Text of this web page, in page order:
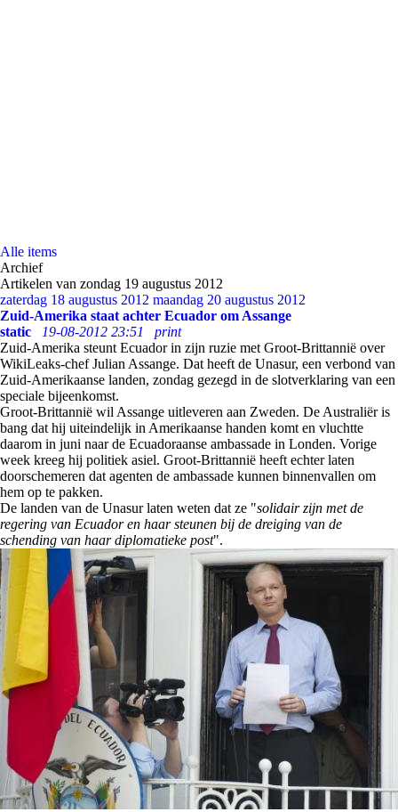
Alle items
Archief
Artikelen van zondag 19 augustus 2012
zaterdag 18 augustus 2012 maandag 20 augustus 2012
Zuid-Amerika staat achter Ecuador om Assange
static
19-08-2012 23:51
print
Zuid-Amerika steunt Ecuador in zijn ruzie met Groot-Brittannië over
WikiLeaks-chef Julian Assange. Dat heeft de Unasur, een verbond van
Zuid-Amerikaanse landen, zondag gezegd in de slotverklaring van een
speciale bijeenkomst.
Groot-Brittannië wil Assange uitleveren aan Zweden. De Australiër is
bang dat hij uiteindelijk in Amerikaanse handen komt en vluchtte
daarom in juni naar de Ecuadoraanse ambassade in Londen. Vorige
week kreeg hij politiek asiel. Groot-Brittannië heeft echter laten
doorschemeren dat agenten de ambassade kunnen binnenvallen om
hem op te pakken.
De landen van de Unasur laten weten dat ze "solidair zijn met de
regering van Ecuador en haar steunen bij de dreiging van de
schending van haar diplomatieke post".